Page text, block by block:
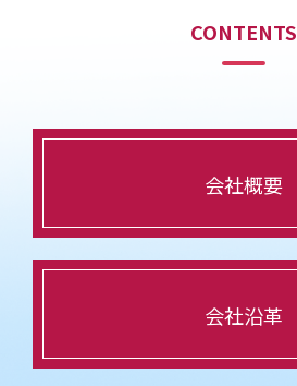
CONTENTS
会社概要
会社沿革